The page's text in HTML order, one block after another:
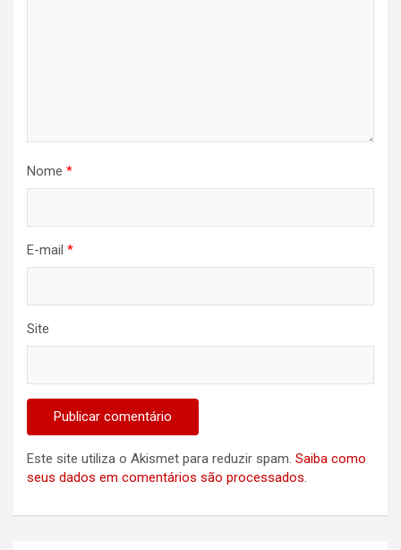
Nome *
E-mail *
Site
Este site utiliza o Akismet para reduzir spam. Saiba como
seus dados em comentários são processados.